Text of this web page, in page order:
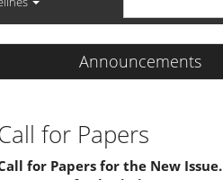
Announcements
for Papers
for Papers for the New Issue.